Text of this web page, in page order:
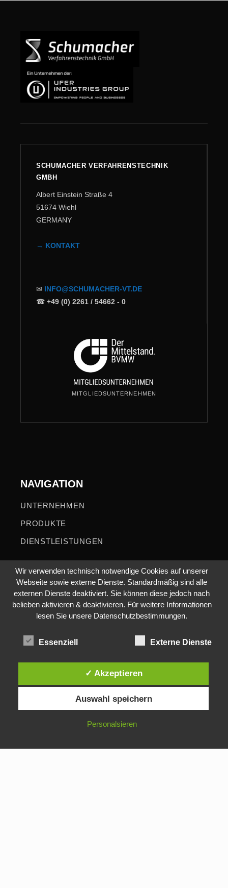
SCHUMACHER VERFAHRENSTECHNIK
GMBH
Albert Einstein Straße 4
51674 Wiehl
GERMANY
→ KONTAKT
✉ INFO@SCHUMACHER-VT.DE
☎ +49 (0) 2261 / 54662 - 0
MITGLIEDSUNTERNEHMEN
NAVIGATION
UNTERNEHMEN
PRODUKTE
DIENSTLEISTUNGEN
RECHTLICHE HINWEISE
DATENSCHUTZ
© 2026 Schumacher Verfahrenstechnik GmbH – Alle Rechte
Wir verwenden technisch notwendige Cookies auf unserer
Webseite sowie externe Dienste. Standardmäßig sind alle
externen Dienste deaktiviert. Sie können diese jedoch nach
belieben aktivieren & deaktivieren. Für weitere Informationen
lesen Sie unsere Datenschutzbestimmungen.
Essenziell Externe Dienste
✓ Akzeptieren
Auswahl speichern
Personalsieren